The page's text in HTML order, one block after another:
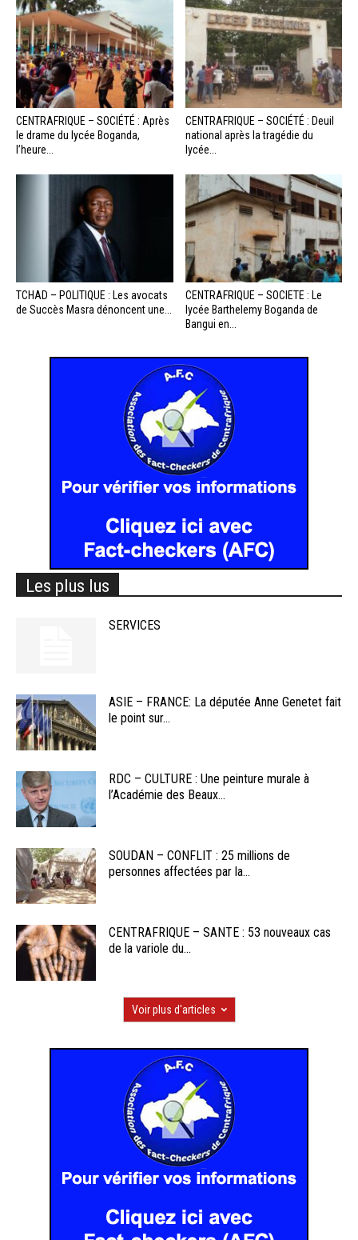
CENTRAFRIQUE – SOCIÉTÉ : Après
le drame du lycée Boganda,
l’heure...
CENTRAFRIQUE – SOCIÉTÉ : Deuil
national après la tragédie du
lycée...
TCHAD – POLITIQUE : Les avocats
de Succès Masra dénoncent une...
CENTRAFRIQUE – SOCIETE : Le
lycée Barthelemy Boganda de
Bangui en...
Les plus lus
SERVICES
ASIE – FRANCE: La députée Anne Genetet fait
le point sur...
RDC – CULTURE : Une peinture murale à
l’Académie des Beaux...
SOUDAN – CONFLIT : 25 millions de
personnes affectées par la...
CENTRAFRIQUE – SANTE : 53 nouveaux cas
de la variole du...
Voir plus d'articles